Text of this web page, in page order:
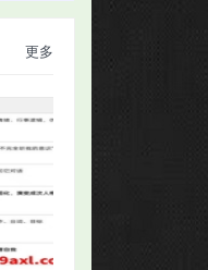
更多